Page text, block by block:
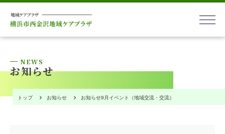
NEWS
お知らせ
トップ お知らせ お知らせ9月イベント（地域交流・交流）